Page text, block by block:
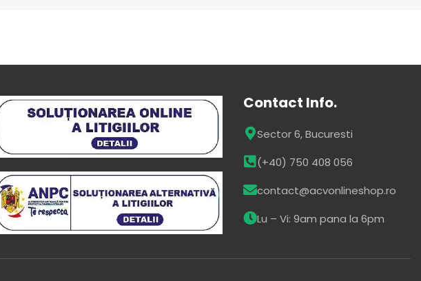
Contact Info.
Sector 6, Bucuresti
(+40) 750 408 056
contact@acvonlineshop.ro
Lu – Vi: 9am pana la 6pm